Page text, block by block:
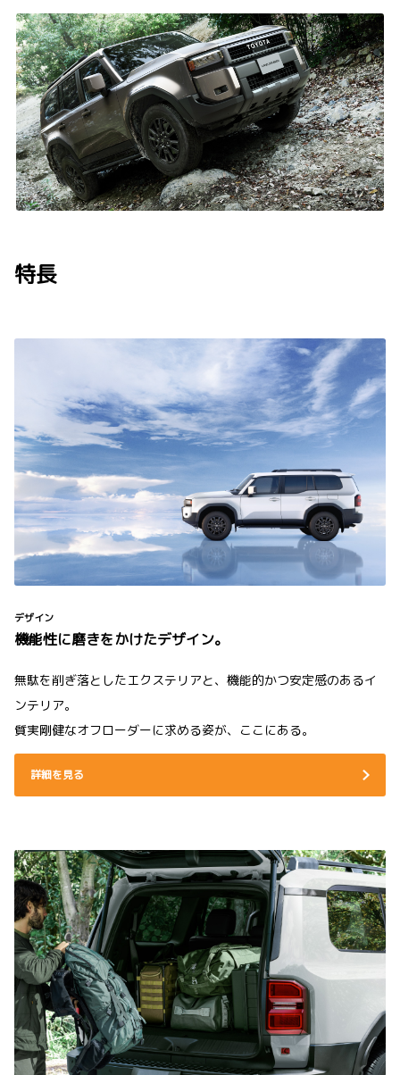
特長
デザイン
機能性に磨きをかけたデザイン。
無駄を削ぎ落としたエクステリアと、機能的かつ安定感のあるイ
ンテリア。
質実剛健なオフローダーに求める姿が、ここにある。
詳細を見る